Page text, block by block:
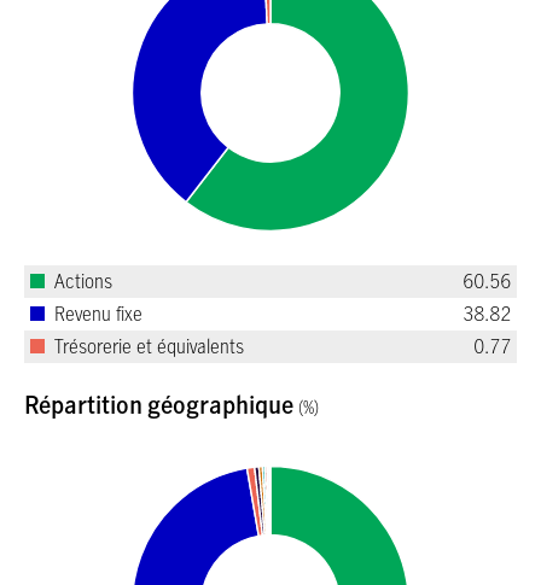
Actions
60.56
Revenu fixe
38.82
Trésorerie et équivalents
0.77
Répartition géographique (%)